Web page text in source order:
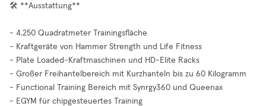
🛠️ **Ausstattung**
- 4.250 Quadratmeter Trainingsfläche
- Kraftgeräte von Hammer Strength und Life Fitness
- Plate Loaded-Kraftmaschinen und HD-Elite Racks
- Großer Freihantelbereich mit Kurzhanteln bis zu 60 Kilogramm
- Functional Training Bereich mit Synrgy360 und Queenax
- EGYM für chipgesteuertes Training